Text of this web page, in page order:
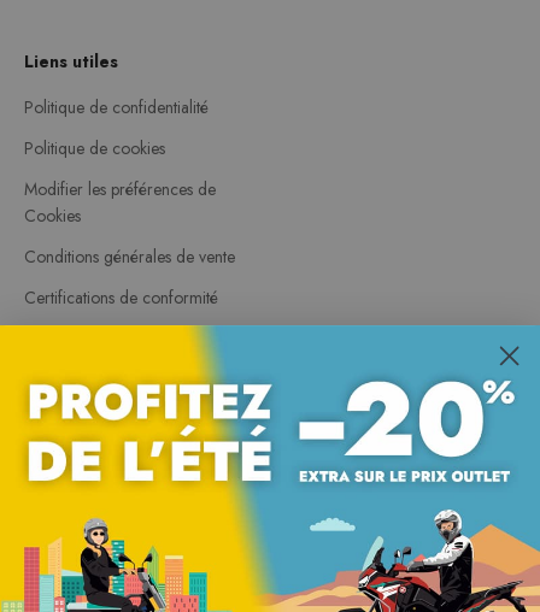
Liens utiles
Politique de confidentialité
Politique de cookies
Modifier les préférences de
Cookies
Conditions générales de vente
Certifications de conformité